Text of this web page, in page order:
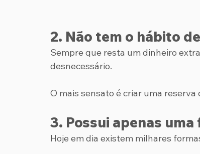
2. Não tem o hábito
Sempre que resta um dinheiro
desnecessário.
O mais sensato é criar uma reserva
3. Possui apenas
Hoje em dia existem milhares